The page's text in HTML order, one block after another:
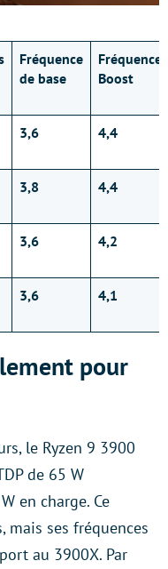
Fréquence
de base
Fréquence
Boost
3,6 4,4
3,8 4,4
3,6 4,2
3,6 4,1
pour
le Ryzen 9 3900
de 65 W
en charge. Ce
mais ses fréquences
au 3900X. Par